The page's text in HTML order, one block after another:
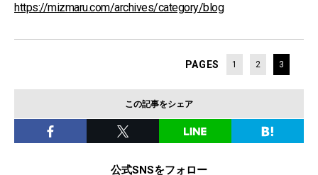
https://mizmaru.com/archives/category/blog
PAGES 1 2 3
この記事をシェア
公式SNSをフォロー